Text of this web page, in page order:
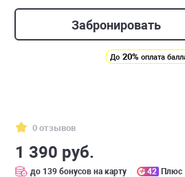
Забронировать
До 20% оплата
0 отзывов
1 390 руб.
до 139 бонусов на карту 42 Плюс